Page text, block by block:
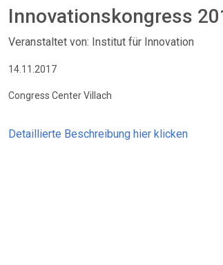
Innovationskongress
Veranstaltet von: Institut für Innovation
14.11.2017
Congress Center Villach
Detaillierte Beschreibung hier klicken